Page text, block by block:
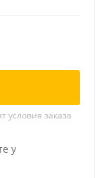
условия заказа
у